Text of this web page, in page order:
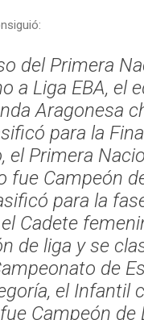
del Primera
a Liga EBA, el
Aragonesa
para la
el Primera
fue Campeón
para la
Cadete
de liga y se
de
el Infantil
Campeón de